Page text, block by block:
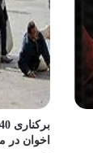
اخوان در